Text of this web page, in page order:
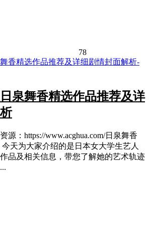
78
泉舞香精选作品推荐及详
源：https://www.acghua.com/日泉舞香
天为大家介绍的是日本女大学生艺人
品及相关信息，带您了解她的艺术轨迹